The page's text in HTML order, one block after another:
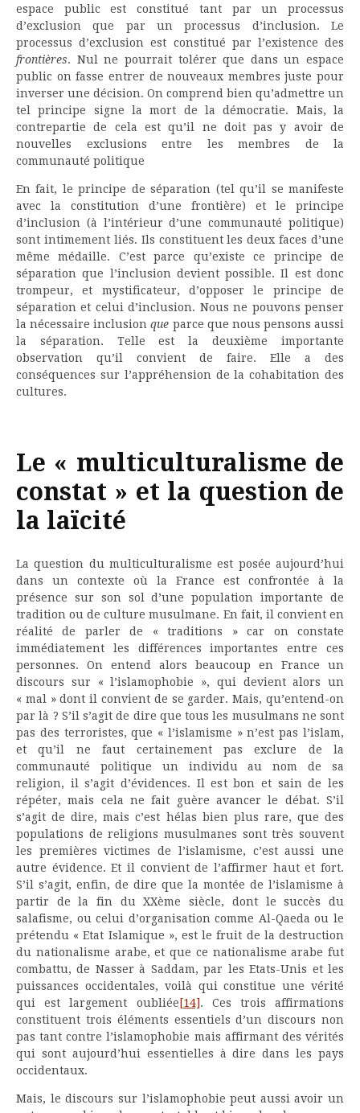
espace public est constitué tant par un processus
d’exclusion que par un processus d’inclusion. Le
processus d’exclusion est constitué par l’existence des
frontières. Nul ne pourrait tolérer que dans un espace
public on fasse entrer de nouveaux membres juste pour
inverser une décision. On comprend bien qu’admettre un
tel principe signe la mort de la démocratie. Mais, la
contrepartie de cela est qu’il ne doit pas y avoir de
nouvelles exclusions entre les membres de la
communauté politique
En fait, le principe de séparation (tel qu’il se manifeste
avec la constitution d’une frontière) et le principe
d’inclusion (à l’intérieur d’une communauté politique)
sont intimement liés. Ils constituent les deux faces d’une
même médaille. C’est parce qu’existe ce principe de
séparation que l’inclusion devient possible. Il est donc
trompeur, et mystificateur, d’opposer le principe de
séparation et celui d’inclusion. Nous ne pouvons penser
la nécessaire inclusionque parce que nous pensons aussi
la séparation. Telle est la deuxième importante
observation qu’il convient de faire. Elle a des
conséquences sur l’appréhension de la cohabitation des
cultures.
Le « multiculturalisme de
constat » et la question de
la laïcité
La question du multiculturalisme est posée aujourd’hui
dans un contexte où la France est confrontée à la
présence sur son sol d’une population importante de
tradition ou de culture musulmane. En fait, il convient en
réalité de parler de « traditions » car on constate
immédiatement les différences importantes entre ces
personnes. On entend alors beaucoup en France un
discours sur « l’islamophobie », qui devient alors un
« mal » dont il convient de se garder. Mais, qu’entend-on
par là ? S’il s’agit de dire que tous les musulmans ne sont
pas des terroristes, que « l’islamisme » n’est pas l’islam,
et qu’il ne faut certainement pas exclure de la
communauté politique un individu au nom de sa
religion, il s’agit d’évidences. Il est bon et sain de les
répéter, mais cela ne fait guère avancer le débat. S’il
s’agit de dire, mais c’est hélas bien plus rare, que des
populations de religions musulmanes sont très souvent
les premières victimes de l’islamisme, c’est aussi une
autre évidence. Et il convient de l’affirmer haut et fort.
S’il s’agit, enfin, de dire que la montée de l’islamisme à
partir de la fin du XXème siècle, dont le succès du
salafisme, ou celui d’organisation comme Al-Qaeda ou le
prétendu « Etat Islamique », est le fruit de la destruction
du nationalisme arabe, et que ce nationalisme arabe fut
combattu, de Nasser à Saddam, par les Etats-Unis et les
puissances occidentales, voilà qui constitue une vérité
qui est largement oubliée [14]. Ces trois affirmations
constituent trois éléments essentiels d’un discours non
pas tant contre l’islamophobie mais affirmant des vérités
qui sont aujourd’hui essentielles à dire dans les pays
occidentaux.
Mais, le discours sur l’islamophobie peut aussi avoir un